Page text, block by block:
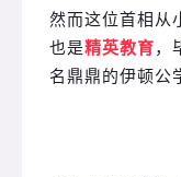
然而这位首相从
也是精英教育，
名鼎鼎的伊顿公